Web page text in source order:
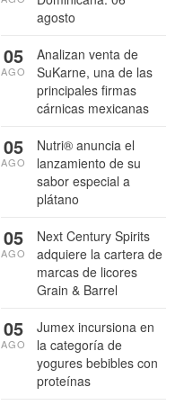
agosto
Analizan venta de
SuKarne, una de las
principales firmas
cárnicas mexicanas
05
AGO
Nutri® anuncia el
lanzamiento de su
sabor especial a
plátano
05
AGO
Next Century Spirits
adquiere la cartera de
marcas de licores
Grain & Barrel
05
AGO
Jumex incursiona en
la categoría de
yogures bebibles con
proteínas
05
AGO